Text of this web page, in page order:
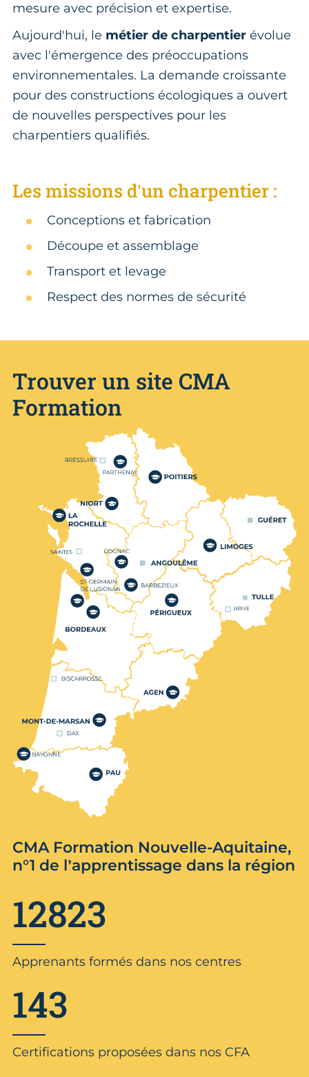
mesure avec précision et expertise.
Aujourd'hui, le métier de charpentier évolue
avec l'émergence des préoccupations
environnementales. La demande croissante
pour des constructions écologiques a ouvert
de nouvelles perspectives pour les
charpentiers qualifiés.
Les missions d’un charpentier :
Conceptions et fabrication
Découpe et assemblage
Transport et levage
Respect des normes de sécurité
Trouver un site CMA
Formation
Nos centres de formation
CMA Formation Nouvelle-Aquitaine,
n°1 de l’apprentissage dans la région
12823
Apprenants formés dans nos centres
143
Certifications proposées dans nos CFA